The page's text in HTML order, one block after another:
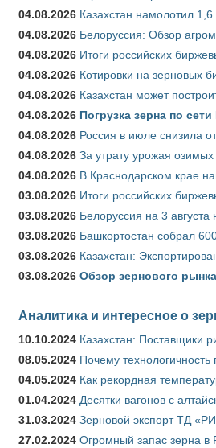
04.08.2026 Казахстан намолотил
04.08.2026 Белоруссия: Обзор
04.08.2026 Итоги российских
04.08.2026 Котировки на зерновых
04.08.2026 Казахстан может
04.08.2026 Погрузка зерна по
04.08.2026 Россия в июле снизила
04.08.2026 За утрату урожая
04.08.2026 В Краснодарском крае
03.08.2026 Итоги российских
03.08.2026 Белоруссия на 3
03.08.2026 Башкортостан собрал
03.08.2026 Казахстан:
03.08.2026 Обзор зернового
Аналитика и интересное о
10.10.2024 Казахстан: Поставщики
08.05.2024 Почему технологичность
04.05.2024 Как рекордная
01.04.2024 Десятки вагонов с
31.03.2024 Зерновой экспорт ТД
27.02.2024 Огромный запас зерна в